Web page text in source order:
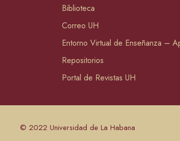
Biblioteca
Correo UH
Entorno Virtual de Enseñanza –
Repositorios
Portal de Revistas UH
© 2022 Universidad de La Habana